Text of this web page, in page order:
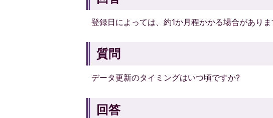
登録日によっては、約1か月程かかる場合がありま
質問
データ更新のタイミングはいつ頃ですか?
回答